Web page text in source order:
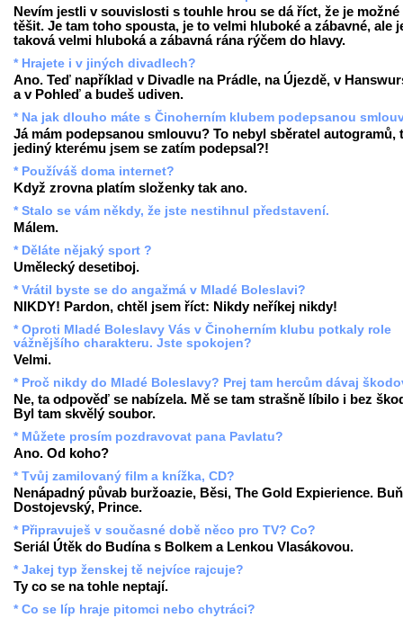
Nevím jestli v souvislosti s touhle hrou se dá říct, že je možné
těšit. Je tam toho spousta, je to velmi hluboké a zábavné, ale
taková velmi hluboká a zábavná rána rýčem do hlavy.
* Hrajete i v jiných divadlech?
Ano. Teď například v Divadle na Prádle, na Újezdě, v
a v Pohleď a budeš udiven.
* Na jak dlouho máte s Činoherním klubem podepsanou
Já mám podepsanou smlouvu? To nebyl sběratel autogramů,
jediný kterému jsem se zatím podepsal?!
* Používáš doma internet?
Když zrovna platím složenky tak ano.
* Stalo se vám někdy, že jste nestihnul představení.
Málem.
* Děláte nějaký sport ?
Umělecký desetiboj.
* Vrátil byste se do angažmá v Mladé Boleslavi?
NIKDY! Pardon, chtěl jsem říct: Nikdy neříkej nikdy!
* Oproti Mladé Boleslavy Vás v Činoherním klubu potkaly role
vážnějšího charakteru. Jste spokojen?
Velmi.
* Proč nikdy do Mladé Boleslavy? Prej tam hercům dávaj
Ne, ta odpověď se nabízela. Mě se tam strašně líbilo i bez
Byl tam skvělý soubor.
* Můžete prosím pozdravovat pana Pavlatu?
Ano. Od koho?
* Tvůj zamilovaný film a knížka, CD?
Nenápadný půvab buržoazie, Běsi, The Gold Expierience.
Dostojevský, Prince.
* Připravuješ v současné době něco pro TV? Co?
Seriál Útěk do Budína s Bolkem a Lenkou Vlasákovou.
* Jakej typ ženskej tě nejvíce rajcuje?
Ty co se na tohle neptají.
* Co se líp hraje pitomci nebo chytráci?